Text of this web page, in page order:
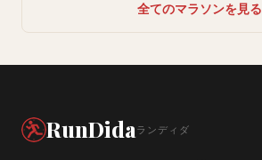
全てのマラソンを見る
RunDidaランディダ